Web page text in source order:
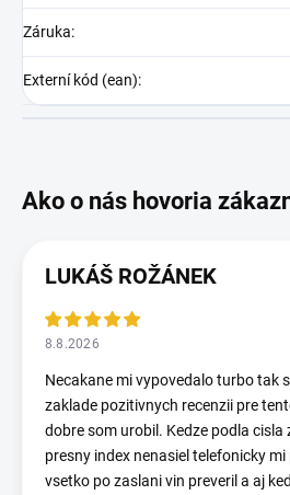
Záruka:
Externí kód (ean):
LUKÁŠ ROŽÁNEK
8.8.2026
Necakane mi vypovedalo turbo tak
zaklade pozitivnych recenzii pre
dobre som urobil. Kedze podla
presny index nenasiel telefonicky
vsetko po zaslani vin preveril a aj